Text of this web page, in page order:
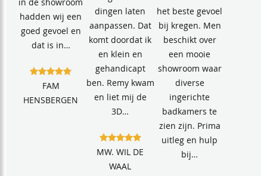
in de showroom
hadden wij een
goed gevoel en
dat is in…
FAM
HENSBERGEN
dingen laten
aanpassen. Dat
komt doordat ik
en klein en
gehandicapt
ben. Remy kwam
en liet mij de
3D…
MW. WIL DE
WAAL
het beste gevoel
bij kregen. Men
beschikt over
een mooie
showroom waar
diverse
ingerichte
badkamers te
zien zijn. Prima
uitleg en hulp
bij…